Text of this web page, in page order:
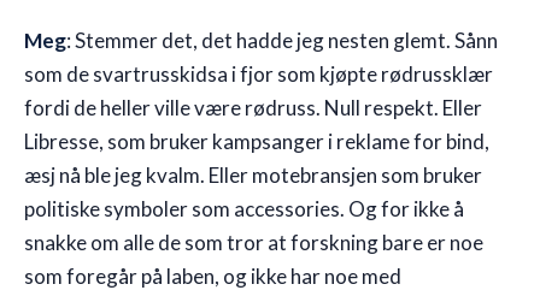
Meg: Stemmer det, det hadde jeg nesten glemt. Sånn
som de svartrusskidsa i fjor som kjøpte rødrussklær
fordi de heller ville være rødruss. Null respekt. Eller
Libresse, som bruker kampsanger i reklame for bind,
æsj nå ble jeg kvalm. Eller motebransjen som bruker
politiske symboler som accessories. Og for ikke å
snakke om alle de som tror at forskning bare er noe
som foregår på laben, og ikke har noe med